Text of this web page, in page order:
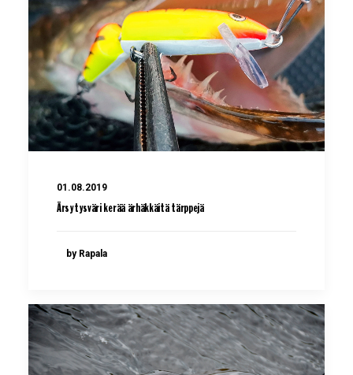
01.08.2019
Ärsytysväri kerää ärhäkkäitä tärppejä
by Rapala